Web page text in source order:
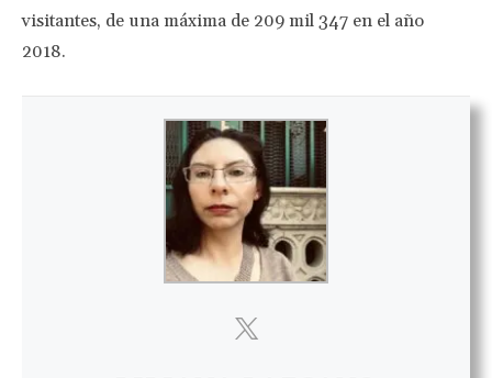
visitantes, de una máxima de 209 mil 347 en el año
2018.